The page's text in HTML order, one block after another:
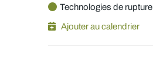
Technologies de rupture
Ajouter au calendrier